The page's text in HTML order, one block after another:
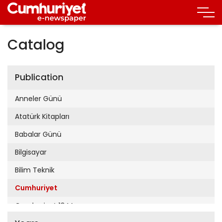
Catalog
Publication
Anneler Günü
Atatürk Kitapları
Babalar Günü
Bilgisayar
Bilim Teknik
Cumhuriyet
Cumhuriyet 19 Mayıs